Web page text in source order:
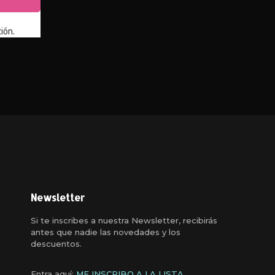
Newsletter
Si te inscribes a nuestra Newsletter, recibirás
antes que nadie las novedades y los
descuentos.